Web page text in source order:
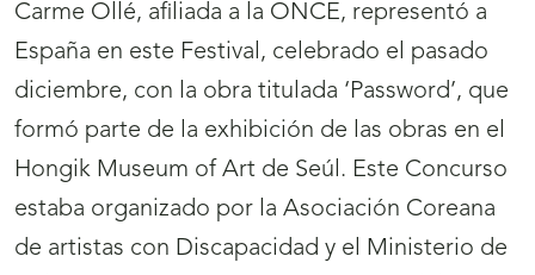
Carme Ollé, afiliada a la ONCE, representó a
España en este Festival, celebrado el pasado
diciembre, con la obra titulada ‘Password’, que
formó parte de la exhibición de las obras en el
Hongik Museum of Art de Seúl. Este Concurso
estaba organizado por la Asociación Coreana
de artistas con Discapacidad y el Ministerio de